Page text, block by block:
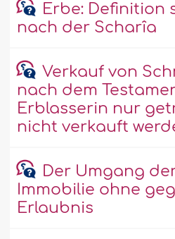
Erbe: Definition
nach der Scharîa
Verkauf von
nach dem
Erblasserin nur
nicht verkauft
Der Umgang
Immobilie ohne
Erlaubnis